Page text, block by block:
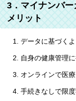
3．マイナンバ
メリット
データに基づく
自身の健康管理
オンラインで医
手続きなしで限